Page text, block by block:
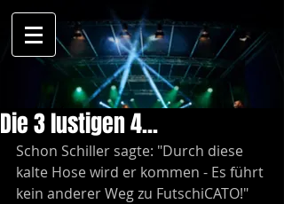
Die 3 lustigen 4...
Schon Schiller sagte: "Durch diese
kalte Hose wird er kommen - Es führt
kein anderer Weg zu FutschiCATO!"